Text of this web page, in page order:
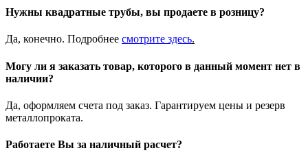
Нужны квадратные трубы, вы продаете в розницу?
Да, конечно. Подробнее смотрите здесь.
Могу ли я заказать товар, которого в данный момент нет в
наличии?
Да, оформляем счета под заказ. Гарантируем цены и резерв
металлопроката.
Работаете Вы за наличный расчет?